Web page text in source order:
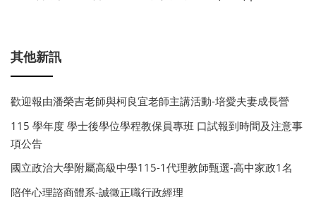
其他新訊
歡迎報由潘榮吉老師與柯良宜老師主講活動-培愛夫妻成長營
115 學年度 學士後學位學程教保員專班 口試報到時間及注意事
項公告
國立政治大學附屬高級中學115-1代理教師甄選-高中家政1名
陪伴心理諮商體系-誠徵正職行政經理